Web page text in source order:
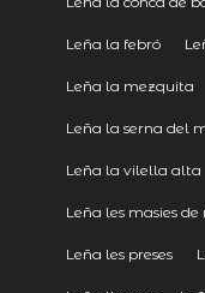
Leña la febró
Leña la mezquita
Leña la serna del
Leña la vilella alta
Leña les masies de
Leña les preses